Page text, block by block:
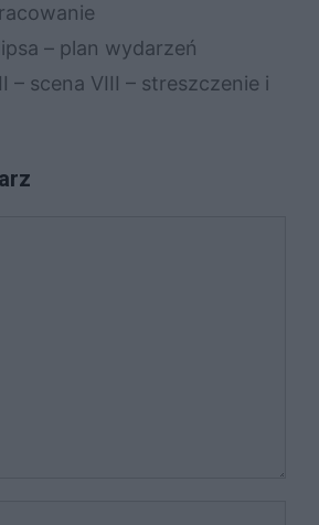
– plan wydarzeń
– scena VIII – streszczenie i